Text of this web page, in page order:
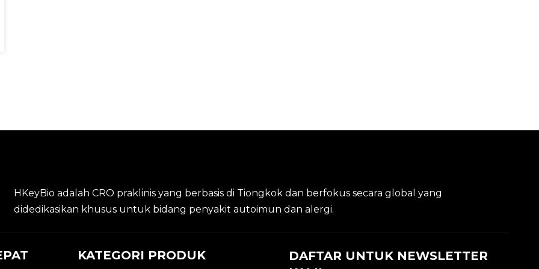
HKeyBio adalah CRO praklinis yang berbasis di Tiongkok dan berfokus secara global yang
didedikasikan khusus untuk bidang penyakit autoimun dan alergi.
KATEGORI PRODUK
DAFTAR UNTUK NEWSLETTER